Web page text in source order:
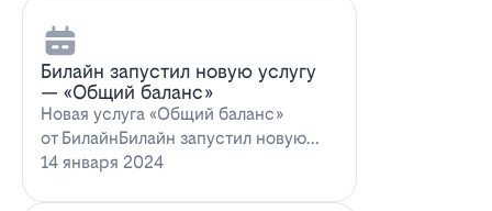
Билайн запустил новую услугу
— «Общий баланс»
Новая услуга «Общий баланс»
от БилайнБилайн запустил новую
услугу – "Общий баланс"…
14 января 2024